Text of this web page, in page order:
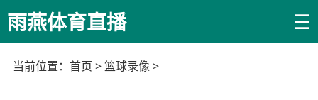
雨燕体育直播 ☰
当前位置： 首页 >篮球录像 >